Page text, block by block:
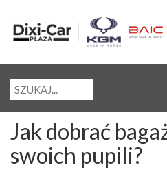
Jak dobrać
swoich pupili?